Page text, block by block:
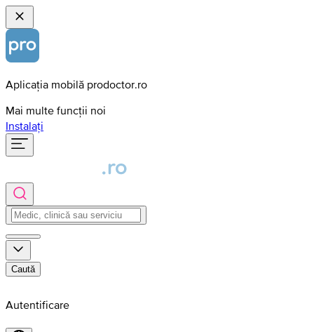
Aplicația mobilă prodoctor.ro
Mai multe funcții noi
Instalați
Caută
Autentificare